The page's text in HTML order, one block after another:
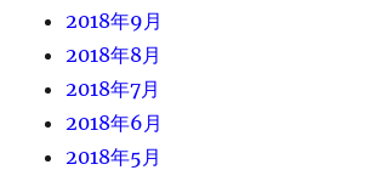
2018年9月
2018年8月
2018年7月
2018年6月
2018年5月